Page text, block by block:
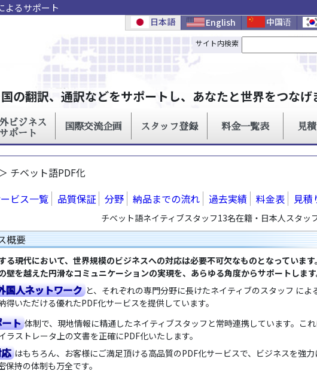
よるサポート
＞ チベット語PDF化
ビス一覧
品質保証 分野 納品までの流れ 過去実績 料金表 見積
チベット語ネイティブスタッフ13名在籍・日本人スタッ
概要
る現代において、世界規模のビジネスへの対応は必要不可欠なものとなっています
壁を越えた円滑なコミュニケーションの実現を、あらゆる角度からサポートします
国人ネットワーク と、それぞれの専門分野に長けたネイティブのスタッフ によ
得いただける優れたPDF化サービスを提供しています。
ト 体制で、現地情報に精通したネイティブスタッフと常時連携しています。これ
ラストレータ上の文書を正確にPDF化いたします。
はもちろん、お客様にご満足頂ける高品質のPDF化サービスで、ビジネスを強力
持の体制も万全です。